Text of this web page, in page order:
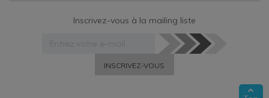
Inscrivez-vous à la mailing liste
INSCRIVEZ-VOUS